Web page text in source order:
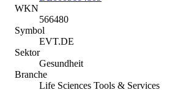
WKN
566480
Symbol
EVT.DE
Sektor
Gesundheit
Branche
Life Sciences Tools & Services